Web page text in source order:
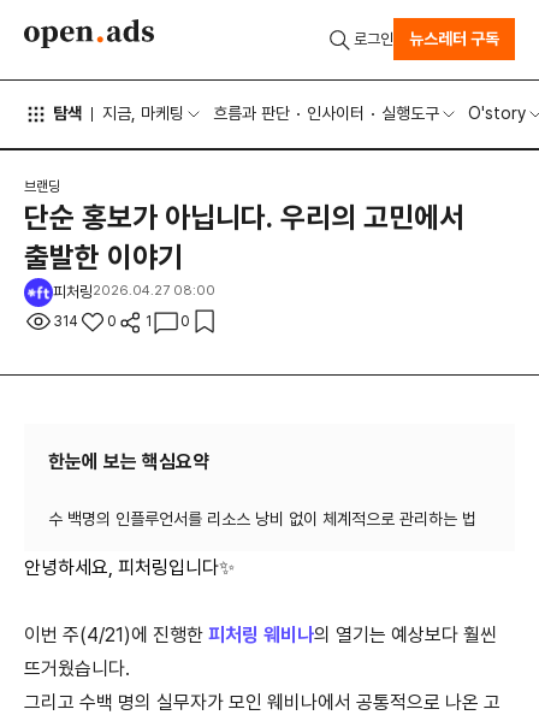
탐색 지금, 마케팅 흐름과 판단 인사이터 실행도구 O'story
로그인 뉴스레터 구독
브랜딩
단순 홍보가 아닙니다. 우리의 고민에서
출발한 이야기
피처링2026.04.27 08:00
314 0 1 0
한눈에 보는 핵심요약
안녕하세요, 피처링입니다✨
이번 주(4/21)에 진행한 피처링 웨비나의 열기는 예상보다 훨씬
뜨거웠습니다.
그리고 수백 명의 실무자가 모인 웨비나에서 공통적으로 나온 고